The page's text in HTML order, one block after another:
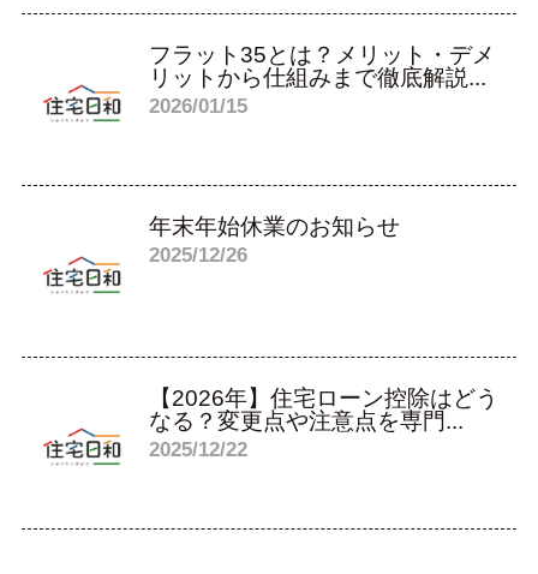
フラット35とは？メリット・デメ
リットから仕組みまで徹底解説...
2026/01/15
年末年始休業のお知らせ
2025/12/26
【2026年】住宅ローン控除はどう
なる？変更点や注意点を専門...
2025/12/22